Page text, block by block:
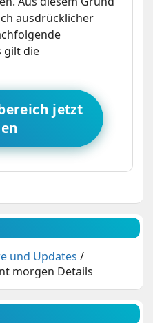
ausdrücklicher
gilt die
jetzt
und Updates /
morgen Details